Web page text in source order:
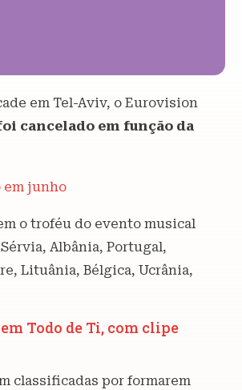
em Tel-Aviv, o Eurovision
cancelado em função da
em junho
o troféu do evento musical
Albânia, Portugal,
Lituânia, Bélgica, Ucrânia,
Todo de Ti, com clipe
classificadas por formarem